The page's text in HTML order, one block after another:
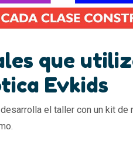
que
Evkids
el taller con un kit